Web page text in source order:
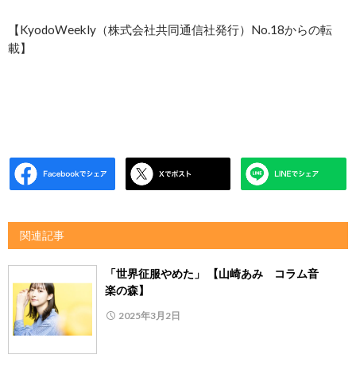
【KyodoWeekly（株式会社共同通信社発行）No.18からの転
載】
関連記事
「世界征服やめた」 【山崎あみ コラム音
楽の森】
2025年3月2日